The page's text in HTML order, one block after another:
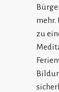
mehr.
zu